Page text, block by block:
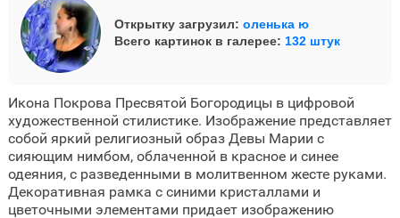
Открытку загрузил: оленька ю
Всего картинок в галерее: 132 штук
Икона Покрова Пресвятой Богородицы в цифровой
художественной стилистике. Изображение представляет
собой яркий религиозный образ Девы Марии с
сияющим нимбом, облаченной в красное и синее
одеяния, с разведенными в молитвенном жесте руками.
Декоративная рамка с синими кристаллами и
цветочными элементами придает изображению